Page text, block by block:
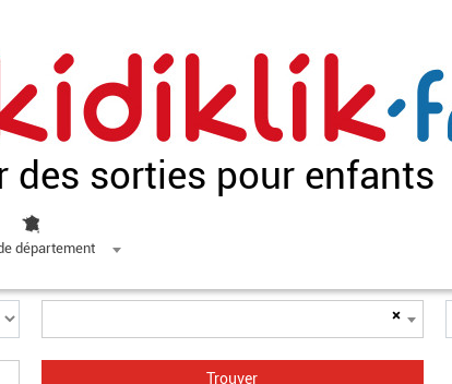
des sorties pour enfants
département
×